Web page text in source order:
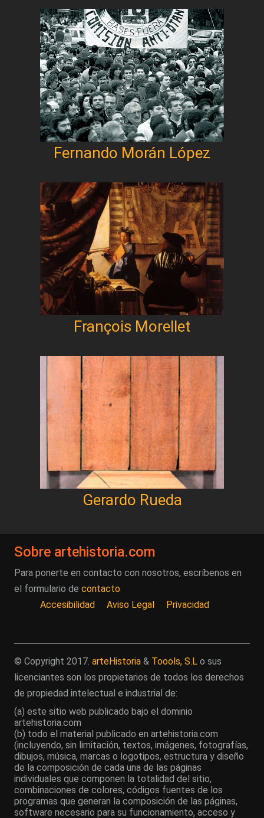
Fernando Morán López
François Morellet
Gerardo Rueda
Sobre artehistoria.com
Para ponerte en contacto con nosotros, escríbenos en
el formulario de contacto
Accesibilidad
Aviso Legal Privacidad
© Copyright 2017. arteHistoria & Toools, S.L o sus
licenciantes son los propietarios de todos los derechos
de propiedad intelectual e industrial de:
(a) este sitio web publicado bajo el dominio
artehistoria.com
(b) todo el material publicado en artehistoria.com
(incluyendo, sin limitación, textos, imágenes, fotografías,
dibujos, música, marcas o logotipos, estructura y diseño
de la composición de cada una de las páginas
individuales que componen la totalidad del sitio,
combinaciones de colores, códigos fuentes de los
programas que generan la composición de las páginas,
software necesario para su funcionamiento, acceso y